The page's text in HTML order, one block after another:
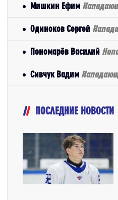
Мишкин Ефим
Одиноков Сергей
Пономарёв Василий
Сивчук Вадим
ПОСЛЕДНИЕ НОВОСТИ